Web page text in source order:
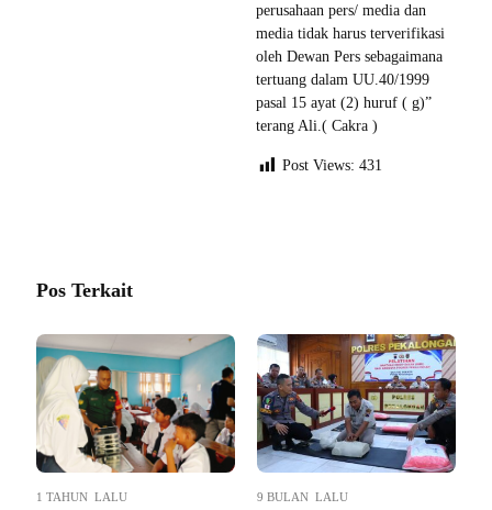
perusahaan pers/ media dan
media tidak harus terverifikasi
oleh Dewan Pers sebagaimana
tertuang dalam UU.40/1999
pasal 15 ayat (2) huruf ( g)”
terang Ali.( Cakra )
Post Views: 431
Pos Terkait
1 TAHUN LALU 9 BULAN LALU